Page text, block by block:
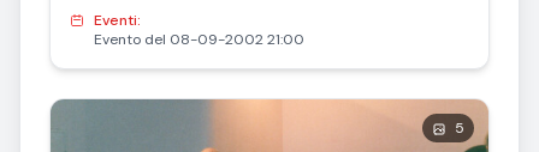
Eventi:
Evento del 08-09-2002 21:00
5